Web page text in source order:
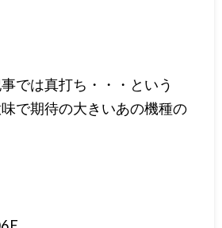
では真打ち・・・という
で期待の大きいあの機種の